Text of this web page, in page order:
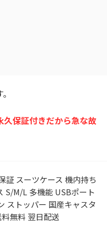
保証付きだから急な故
証 スーツケース 機内持ち
S/M/L 多機能 USBポート
ストッパー 国産キャスタ
無料 翌日配送